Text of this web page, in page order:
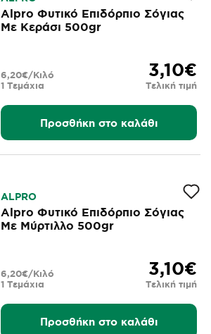
Alpro Φυτικό Επιδόρπιο Σόγιας
Με Κεράσι 500gr
3,10€
Τελική τιμή
1 Τεμάχια
6,20€/Κιλό
Προσθήκη στο καλάθι
ALPRO
Alpro Φυτικό Επιδόρπιο Σόγιας
Με Μύρτιλλο 500gr
3,10€
Τελική τιμή
1 Τεμάχια
6,20€/Κιλό
Προσθήκη στο καλάθι